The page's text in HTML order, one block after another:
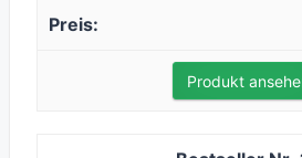
Produkt